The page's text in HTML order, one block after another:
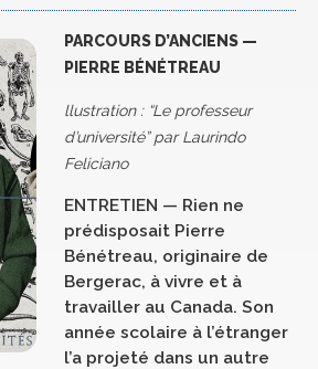
PARCOURS D’ANCIENS —
PIERRE BÉNÉTREAU
llustration : “Le professeur
d’université” par Laurindo
Feliciano
ENTRETIEN — Rien ne
prédisposait Pierre
Bénétreau, originaire de
Bergerac, à vivre et à
travailler au Canada. Son
année scolaire à l’étranger
l’a projeté dans un autre